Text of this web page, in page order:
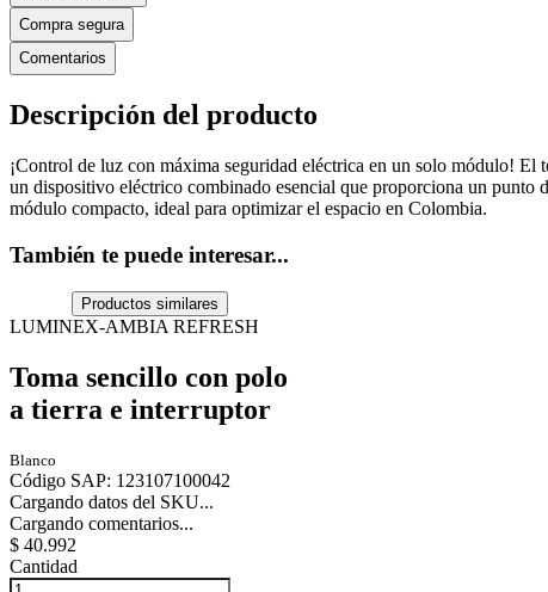
Compra segura
Comentarios
Descripción del producto
¡Control de luz con máxima seguridad eléctrica en un solo módulo!
un dispositivo eléctrico combinado esencial que proporciona un punto
módulo compacto, ideal para optimizar el espacio en Colombia.
También te puede interesar...
Productos similares
LUMINEX-AMBIA REFRESH
Toma sencillo con polo
a tierra e interruptor
Blanco
Código SAP: 123107100042
Cargando datos del SKU...
Cargando comentarios...
$ 40.992
Cantidad